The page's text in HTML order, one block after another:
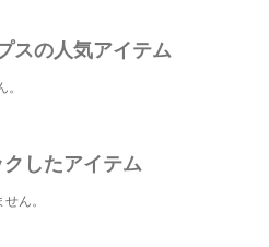
スの人気アイテム
したアイテム
ん。